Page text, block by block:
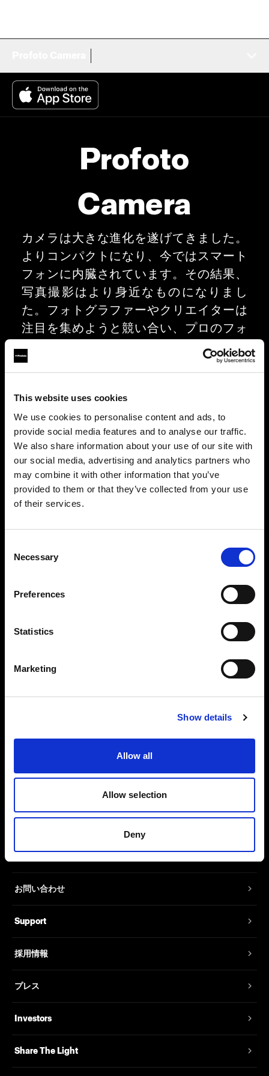
This website uses cookies
We use cookies to personalise content and ads, to
provide social media features and to analyse our traffic.
We also share information about your use of our site with
our social media, advertising and analytics partners who
may combine it with other information that you’ve
provided to them or that they’ve collected from your use
of their services.
Selection
Necessary
Preferences
Statistics
Marketing
Show details
Allow all
Allow selection
Deny
Profoto
Camera
カメラは大きな進化を遂げてきました。
よりコンパクトになり、今ではスマート
フォンに内臓されています。その結果、
写真撮影はより身近なものになりまし
た。フォトグラファーやクリエイターは
注目を集めようと競い合い、プロのフォ
トグラファーはストロボなど外部の光を
活用して、存在感放つ写真を撮ろうと奮
絶えずイノベーションを生み出してきま
した。Profoto Camera はまさにその例
で、優れたライティングでスマートフォ
ンフォトグラフィーを最適化できるアプ
リです。
ポストプロダクション（編集）を迅速に
撮影時にトーン、色味、露出の調整がす
Profoto ライトを使用してベストな結果
ProfotoRAW は業界標準のデジタルネガ
真編集アプリで編集ができます。
ProfotoRAW ファイルは JPEG ファイル
の 5 ～ 8 倍の大きさです。写真にはより
多くのディテールが描写されます。
お問い合わせ
Support
採用情報
プレス
Investors
Share The Light